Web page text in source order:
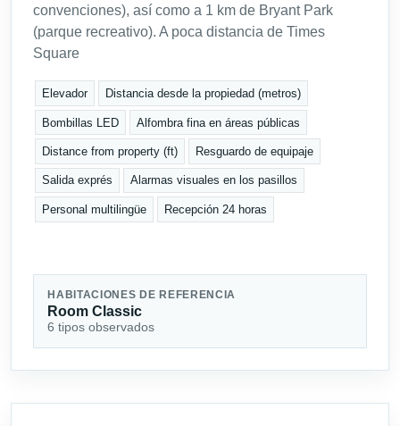
convenciones), así como a 1 km de Bryant Park
(parque recreativo). A poca distancia de Times
Square
Elevador Distancia desde la propiedad (metros)
Bombillas LED Alfombra fina en áreas públicas
Distance from property (ft) Resguardo de equipaje
Salida exprés Alarmas visuales en los pasillos
Personal multilingüe Recepción 24 horas
HABITACIONES DE REFERENCIA
Room Classic
6 tipos observados